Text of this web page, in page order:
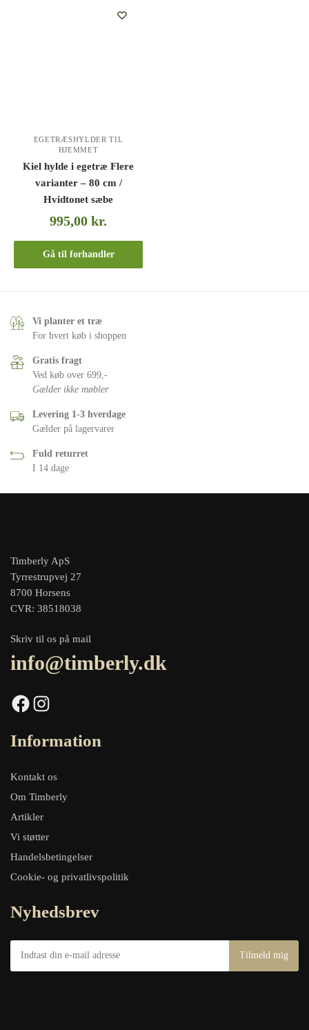
EGETRÆSHYLDER TIL
HJEMMET
Kiel hylde i egetræ Flere
varianter – 80 cm /
Hvidtonet sæbe
995,00kr.
Gå til forhandler
Vi planter et træ
For hvert køb i shoppen
Gratis fragt
Ved køb over 699,-
Gælder ikke møbler
Levering 1-3 hverdage
Gælder på lagervarer
Fuld returret
I 14 dage
Timberly ApS
Tyrrestrupvej 27
8700 Horsens
CVR: 38518038
Skriv til os på mail
info@timberly.dk
Facebook Instagram
Information
Kontakt os
Om Timberly
Artikler
Vi støtter
Handelsbetingelser
Cookie- og privatlivspolitik
Nyhedsbrev